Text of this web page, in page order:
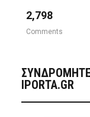
2,798
Comments
IPORTA.GR